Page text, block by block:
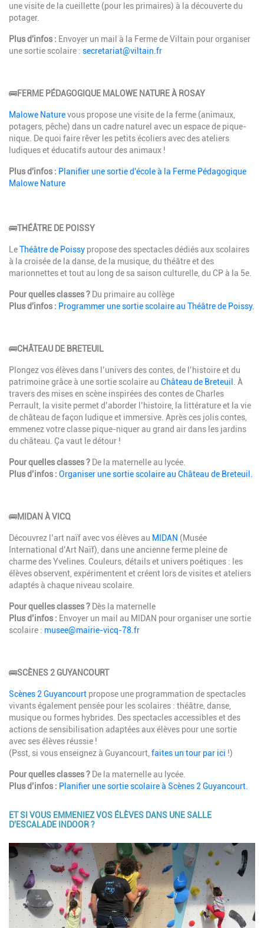
une visite de la cueillette (pour les primaires) à la découverte du
potager.
Plus d'infos : Envoyer un mail à la Ferme de Viltain pour organiser
une sortie scolaire : secretariat@viltain.fr
🚌FERME PÉDAGOGIQUE MALOWE NATURE À ROSAY
Malowe Naturevous propose une visite de la ferme (animaux,
potagers, pêche) dans un cadre naturel avec un espace de pique-
nique. De quoi faire rêver les petits écoliers avec des ateliers
ludiques et éducatifs autour des animaux !
Plus d'infos : Planifier une sortie d'école à la Ferme Pédagogique
Malowe Nature
🚌THÉÂTRE DE POISSY
LeThéâtre de Poissy propose des spectacles dédiés aux scolaires
à la croisée de la danse, de la musique, du théâtre et des
marionnettes et tout au long de sa saison culturelle, du CP à la 5e.
Pour quelles classes ? Du primaire au collège
Plus d'infos : Programmer une sortie scolaire au Théâtre de Poissy.
🚌CHÂTEAU DE BRETEUIL
Plongez vos élèves dans l’univers des contes, de l’histoire et du
patrimoine grâce à une sortie scolaire au Château de Breteuil
. À
travers des mises en scène inspirées des contes de Charles
Perrault, la visite permet d’aborder l’histoire, la littérature et la vie
de château de façon ludique et immersive. Après ces jolis contes,
emmenez votre classe pique-niquer au grand air dans les jardins
du château. Ça vaut le détour !
Pour quelles classes ? De la maternelle au lycée.
Plus d’infos : Organiser une sortie scolaire au Château de Breteuil.
🚌MIDAN À VICQ
Découvrez l’art naïf avec vos élèves au MIDAN (Musée
International d’Art Naïf), dans une ancienne ferme pleine de
charme des Yvelines. Couleurs, détails et univers poétiques : les
élèves observent, expérimentent et créent lors de visites et ateliers
adaptés à chaque niveau scolaire.
Pour quelles classes ? Dès la maternelle
Plus d’infos : Envoyer un mail au MIDAN pour organiser une sortie
scolaire : musee@mairie-vicq-78.fr
🚌SCÈNES 2 GUYANCOURT
Scènes 2 Guyancourt propose une programmation de spectacles
vivants également pensée pour les scolaires : théâtre, danse,
musique ou formes hybrides. Des spectacles accessibles et des
actions de sensibilisation adaptées aux élèves pour une sortie
avec ses élèves réussie !
(Psst, si vous enseignez à Guyancourt, faites un tour par ici !)
Pour quelles classes ? De la maternelle au lycée.
Plus d’infos : Planifier une sortie scolaire à Scènes 2 Guyancourt.
ET SI VOUS EMMENIEZ VOS ÉLÈVES DANS UNE SALLE
D'ESCALADE INDOOR ?
Image